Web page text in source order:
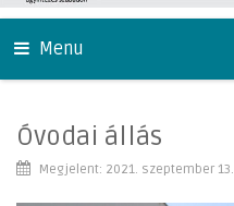
Menu
Óvodai állás
Megjelent: 2021. szeptember 13.